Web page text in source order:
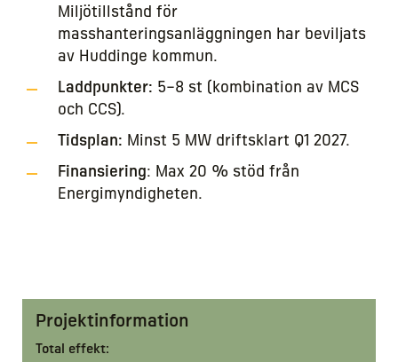
Miljötillstånd för
masshanteringsanläggningen har beviljats
av Huddinge kommun.
Laddpunkter: 5–8 st (kombination av MCS
och CCS).
Tidsplan: Minst 5 MW driftsklart Q1 2027.
Finansiering: Max 20 % stöd från
Energimyndigheten.
Projektinformation
Total effekt: